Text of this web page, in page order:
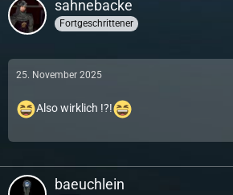
sahnebacke
Fortgeschrittener
25. November 2025
Also wirklich !?!
baeuchlein